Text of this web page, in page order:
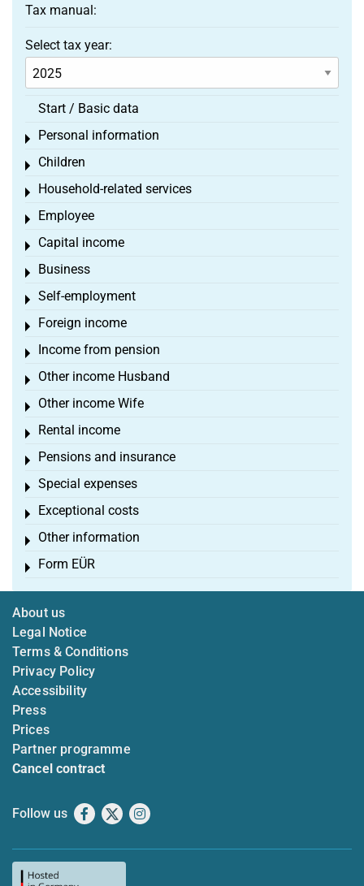
Tax manual:
Select tax year:
Start / Basic data
Personal information
Toggle menu
Children
Toggle menu
Household-related services
Toggle menu
Employee
Toggle menu
Capital income
Toggle menu
Business
Toggle menu
Self-employment
Toggle menu
Foreign income
Toggle menu
Income from pension
Toggle menu
Other income Husband
Toggle menu
Other income Wife
Toggle menu
Rental income
Toggle menu
Pensions and insurance
Toggle menu
Special expenses
Toggle menu
Exceptional costs
Toggle menu
Other information
Toggle menu
Form EÜR
Toggle menu
About us
Legal Notice
Terms & Conditions
Privacy Policy
Accessibility
Press
Prices
Partner programme
Cancel contract
Follow us Facebook
X Instagram